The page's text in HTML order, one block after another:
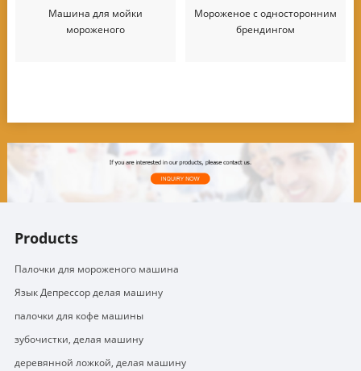
Машина для мойки
мороженого
Мороженое с односторонним
брендингом
Products
Палочки для мороженого машина
Язык Депрессор делая машину
палочки для кофе машины
зубочистки, делая машину
деревянной ложкой, делая машину